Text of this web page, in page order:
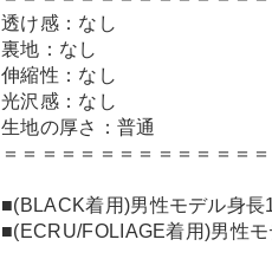
透け感：なし
裏地：なし
伸縮性：なし
光沢感：なし
生地の厚さ：普通
＝＝＝＝＝＝＝＝＝＝＝＝＝
■(BLACK着用)男性モデル身長
■(ECRU/FOLIAGE着用)男性